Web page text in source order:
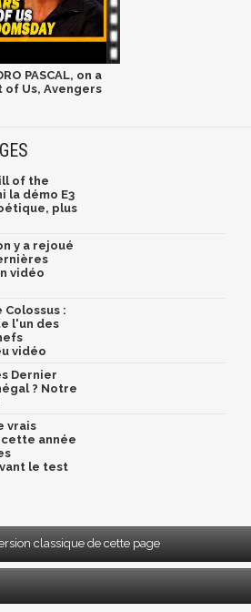
PASCAL, on a
of Us, Avengers
of the
la démo E3
plus
y a rejoué
vidéo
Colossus :
l'un des
vidéo
Dernier
? Notre
vrais
année
le test
classique de cette page